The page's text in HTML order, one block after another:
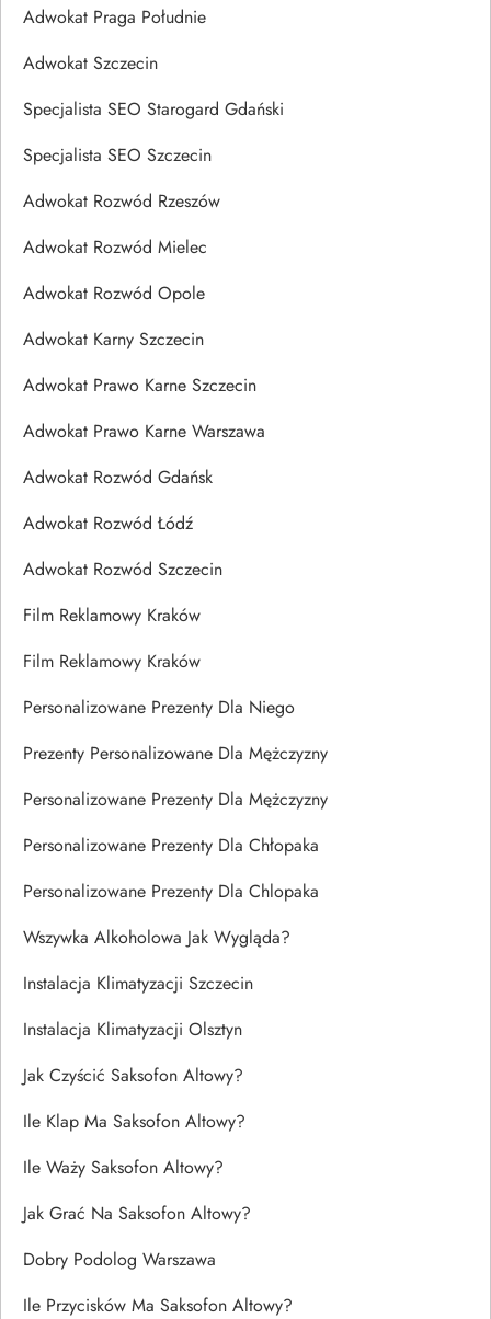
Adwokat Praga Południe
Adwokat Szczecin
Specjalista SEO Starogard Gdański
Specjalista SEO Szczecin
Adwokat Rozwód Rzeszów
Adwokat Rozwód Mielec
Adwokat Rozwód Opole
Adwokat Karny Szczecin
Adwokat Prawo Karne Szczecin
Adwokat Prawo Karne Warszawa
Adwokat Rozwód Gdańsk
Adwokat Rozwód Łódź
Adwokat Rozwód Szczecin
Film Reklamowy Kraków
Film Reklamowy Kraków
Personalizowane Prezenty Dla Niego
Prezenty Personalizowane Dla Mężczyzny
Personalizowane Prezenty Dla Mężczyzny
Personalizowane Prezenty Dla Chłopaka
Personalizowane Prezenty Dla Chlopaka
Wszywka Alkoholowa Jak Wygląda?
Instalacja Klimatyzacji Szczecin
Instalacja Klimatyzacji Olsztyn
Jak Czyścić Saksofon Altowy?
Ile Klap Ma Saksofon Altowy?
Ile Waży Saksofon Altowy?
Jak Grać Na Saksofon Altowy?
Dobry Podolog Warszawa
Ile Przycisków Ma Saksofon Altowy?